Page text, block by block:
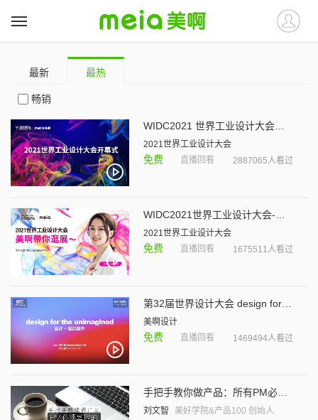
最新 最热
畅销
2021世界工业设计大会
免费 直播回看 2887065人看过
2021世界工业设计大会
免费 直播回看 1675511人看过
美啊设计
免费 直播回看 1469494人看过
刘文智 美好学院&产品100 创始人